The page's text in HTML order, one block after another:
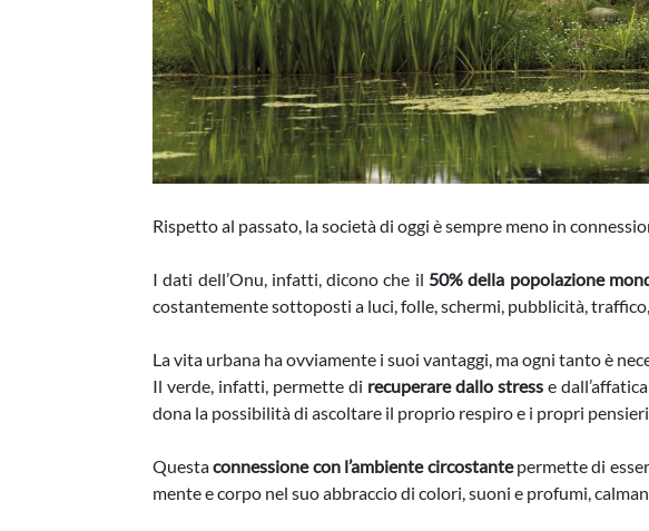
Rispetto al passato, la società di oggi è sempre meno in
I dati dell’Onu, infatti, dicono che il 50% della popolazione
costantemente sottoposti a luci, folle, schermi, pubblicità,
La vita urbana ha ovviamente i suoi vantaggi, ma ogni tanto è
Il verde, infatti, permette di recuperare dallo stresse
dona la possibilità di ascoltare il proprio respiro e i propri
Questaconnessione con l’ambiente circostantepermette di
mente e corpo nel suo abbraccio di colori, suoni e profumi,